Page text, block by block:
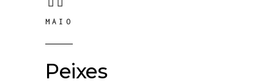
MAIO
Peixes